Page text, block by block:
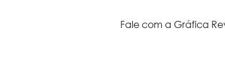
Fale com a Gráfica